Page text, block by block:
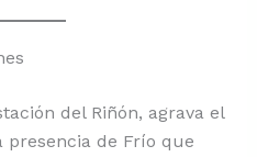
del Riñón, agrava el
de Frío que